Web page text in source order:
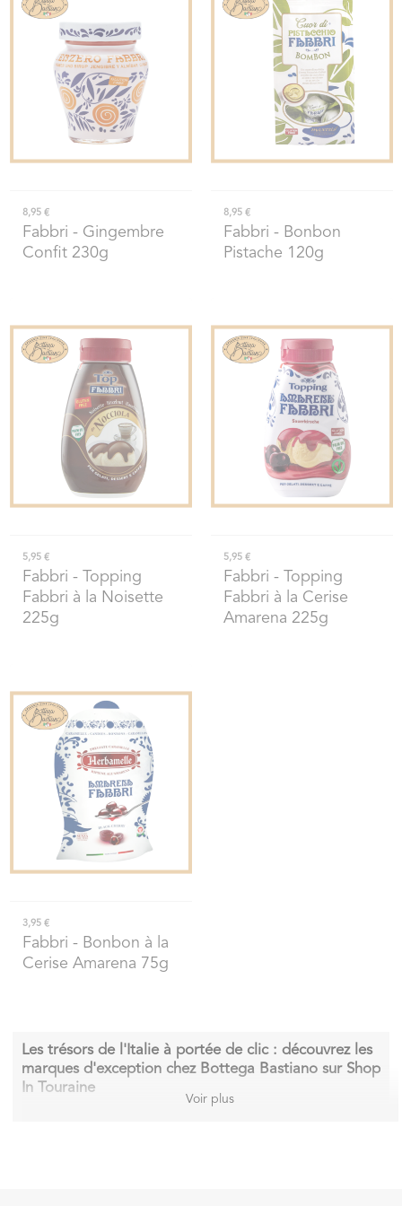
8,95 €
Fabbri - Gingembre
Confit 230g
8,95 €
Fabbri - Bonbon
Pistache 120g
5,95 €
Fabbri - Topping
Fabbri à la Noisette
225g
5,95 €
Fabbri - Topping
Fabbri à la Cerise
Amarena 225g
3,95 €
Fabbri - Bonbon à la
Cerise Amarena 75g
Les trésors de l'Italie à portée de clic : découvrez les
marques d'exception chez Bottega Bastiano sur Shop
In Touraine
Voir plus